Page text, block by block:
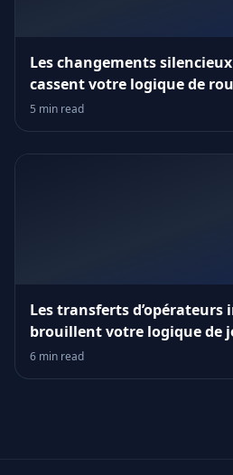
Les changements
cassent votre logique de
5 min read
Les transferts d’opérateurs
brouillent votre logique de
6 min read